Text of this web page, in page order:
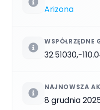
Arizona
WSPÓŁRZĘDNE
32.51030,-
NAJNOWSZA
8 grudnia